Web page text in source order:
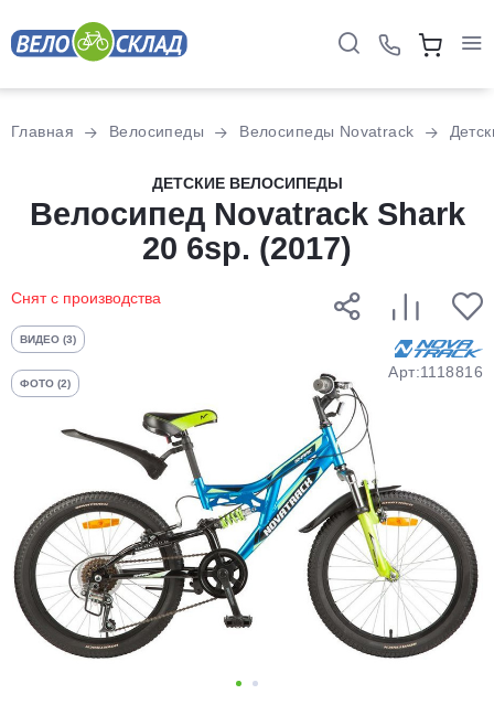
Главная Велосипеды Велосипеды Novatrack
ДЕТСКИЕ ВЕЛОСИПЕДЫ
Велосипед Novatrack Shark
20 6sp. (2017)
Снят с производства
ВИДЕО (3)
ФОТО (2)
Арт:1118816
Разбейте
оплатуна части
без переплат
График платежей
%
Добавляйте товары
в корзину
Оплачивайте сегодня только
25% картой любого банка